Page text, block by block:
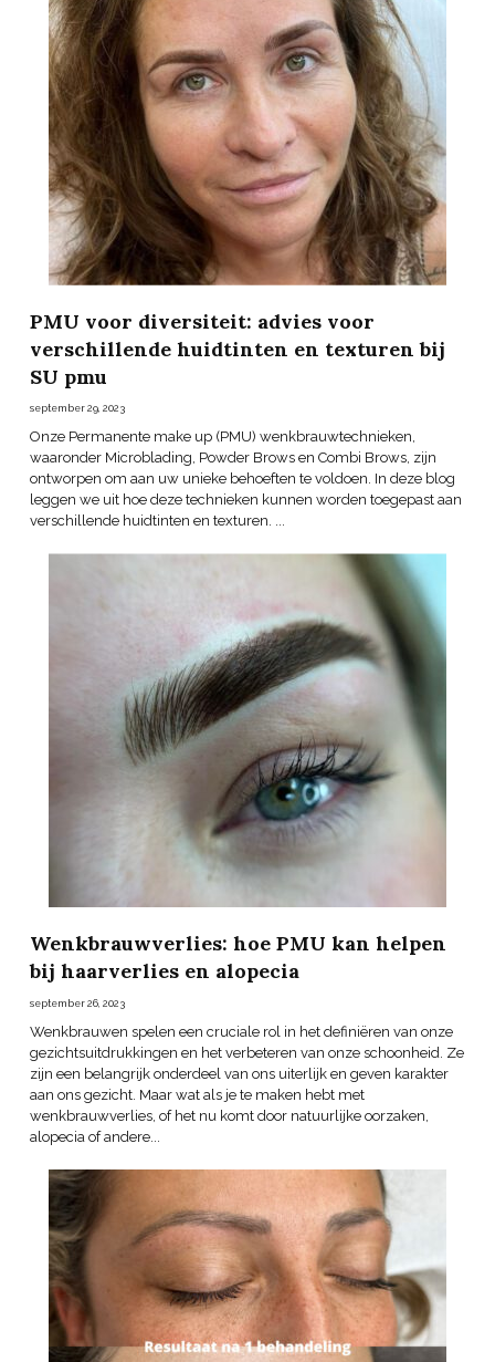
PMU voor diversiteit: advies voor
verschillende huidtinten en texturen bij
SU pmu
september 29, 2023
Onze Permanente make up (PMU) wenkbrauwtechnieken,
waaronder Microblading, Powder Brows en Combi Brows, zijn
ontworpen om aan uw unieke behoeften te voldoen. In deze blog
leggen we uit hoe deze technieken kunnen worden toegepast aan
verschillende huidtinten en texturen. ...
Wenkbrauwverlies: hoe PMU kan helpen
bij haarverlies en alopecia
september 26, 2023
Wenkbrauwen spelen een cruciale rol in het definiëren van onze
gezichtsuitdrukkingen en het verbeteren van onze schoonheid. Ze
zijn een belangrijk onderdeel van ons uiterlijk en geven karakter
aan ons gezicht. Maar wat als je te maken hebt met
wenkbrauwverlies, of het nu komt door natuurlijke oorzaken,
alopecia of andere...